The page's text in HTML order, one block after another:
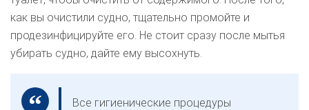
как вы очистили судно, тщательно промойте и
продезинфицируйте его. Не стоит сразу после мытья
убирать судно, дайте ему высохнуть.
Все гигиенические процедуры